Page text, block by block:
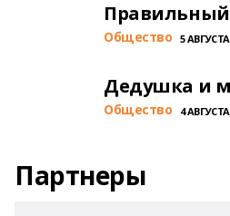
Общество 5 АВГУСТА
Дедушка и
Общество 4 АВГУСТА
Партнеры